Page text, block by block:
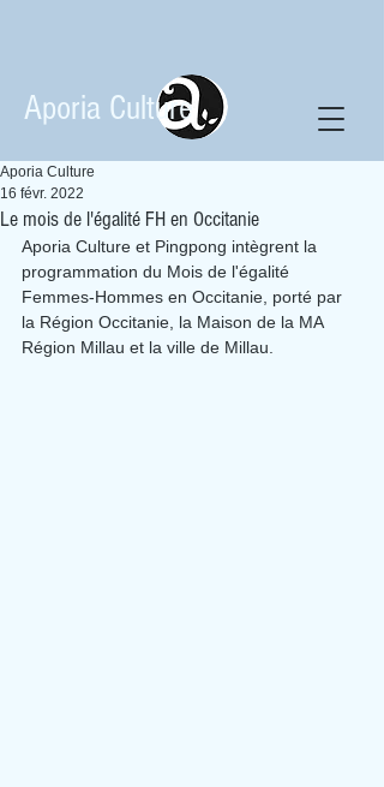
Aporia Culture
Le mois de l'égalité FH en Occitanie
Aporia Culture
16 févr. 2022
Aporia Culture et Pingpong intègrent la
programmation du Mois de l'égalité
Femmes-Hommes en Occitanie, porté par
la Région Occitanie, la Maison de la MA
Région Millau et la ville de Millau.